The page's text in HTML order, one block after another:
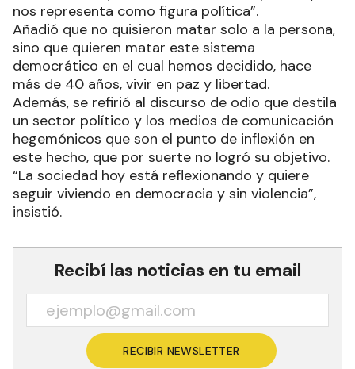
nos representa como figura política”.
Añadió que no quisieron matar solo a la persona,
sino que quieren matar este sistema
democrático en el cual hemos decidido, hace
más de 40 años, vivir en paz y libertad.
Además, se refirió al discurso de odio que destila
un sector político y los medios de comunicación
hegemónicos que son el punto de inflexión en
este hecho, que por suerte no logró su objetivo.
“La sociedad hoy está reflexionando y quiere
seguir viviendo en democracia y sin violencia”,
insistió.
Recibí las noticias en tu email
RECIBIR NEWSLETTER